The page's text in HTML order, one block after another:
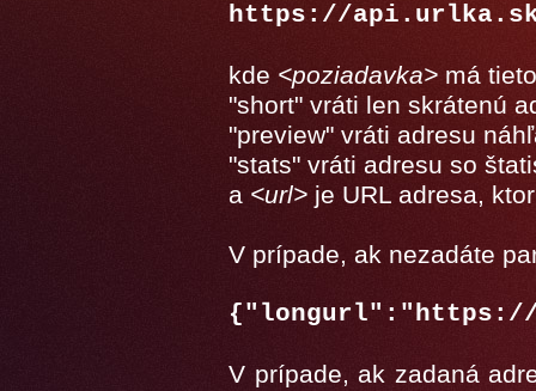
https://
kde <poziadavka> má
"short" vráti len skrátenú
"preview" vráti adresu
"stats" vráti adresu so
a <url> je URL adresa,
V prípade, ak nezadáte
{"longurl":"https://
V prípade, ak zadaná